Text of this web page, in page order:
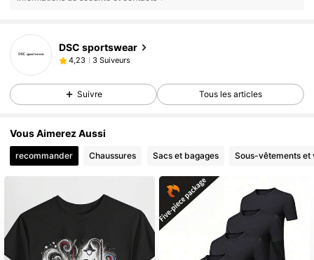
DSC sportswear
4,23 3 Suiveurs
Suivre Tous les articles
Vous Aimerez Aussi
recommander Chaussures Sacs et bagages Sous-vêtements et